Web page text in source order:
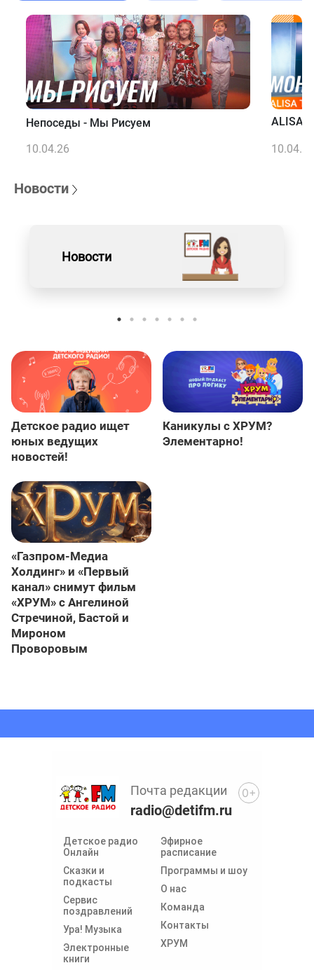
Непоседы - Мы Рисуем
10.04.26
ALISA
10.04.26
Новости
Новости
Детское радио ищет
юных ведущих
новостей!
Каникулы с ХРУМ?
Элементарно!
«Газпром-Медиа
Холдинг» и «Первый
канал» снимут фильм
«ХРУМ» с Ангелиной
Стречиной, Бастой и
Мироном
Проворовым
Детское радио
Онлайн
Сказки и
подкасты
Сервис
поздравлений
Ура! Музыка
Электронные
книги
Эфирное
расписание
Программы и шоу
О нас
Команда
Контакты
ХРУМ
Почта редакции
radio@detifm.ru
0+